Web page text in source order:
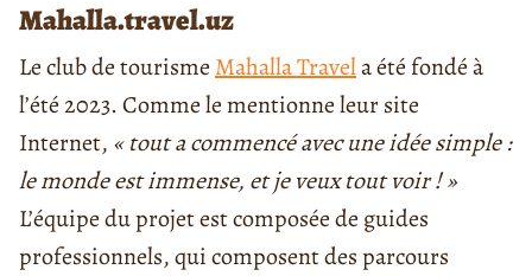
Mahalla.travel.uz
Le club de tourisme Mahalla Travela été fondé à
l’été 2023. Comme le mentionne leur site
Internet, « tout a commencé avec une idée simple :
le monde est immense, et je veux tout voir ! »
L’équipe du projet est composée de guides
professionnels, qui composent des parcours